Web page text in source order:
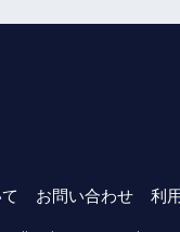
お問い合わせ 利